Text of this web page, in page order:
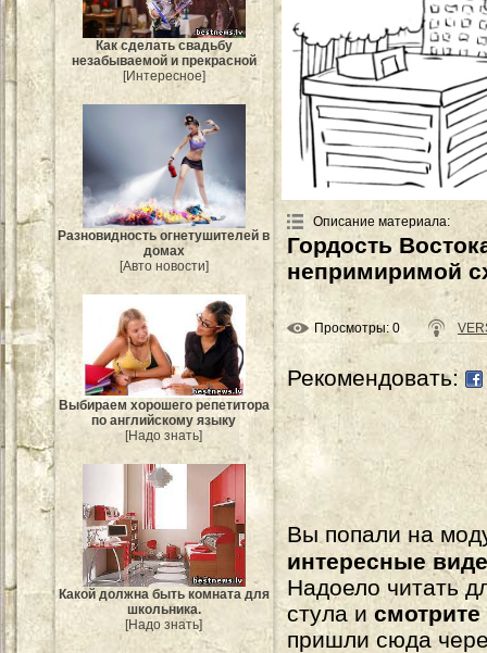
Как сделать свадьбу
незабываемой и прекрасной
[Интересное]
Разновидность огнетушителей в
домах
[Авто новости]
Выбираем хорошего репетитора
по английскому языку
[Надо знать]
Какой должна быть комната для
школьника.
[Надо знать]
Описание материала:
Гордость
непримиримой
Просмотры: 0
Рекомендовать:
Вы попали на
интересные
Надоело читать
стула и
пришли сюда